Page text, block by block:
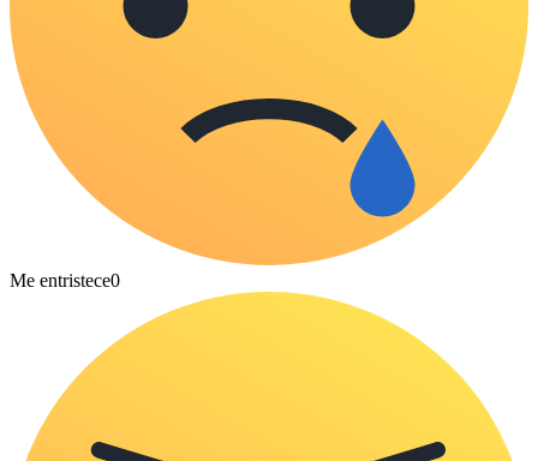
Me entristece0